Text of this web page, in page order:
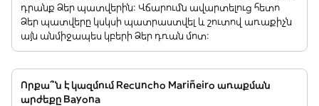
դրանք Ձեր պատվերին: Վճարումն ավարտելուց հետո
Ձեր պատվերը կսկսի պատրաստվել և շուտով առաքիչն
այն անմիջապես կբերի Ձեր դռան մոտ:
Որքա՞ն է կազմում Recuncho Mariñeiro առաքման
արժեքը Bayona